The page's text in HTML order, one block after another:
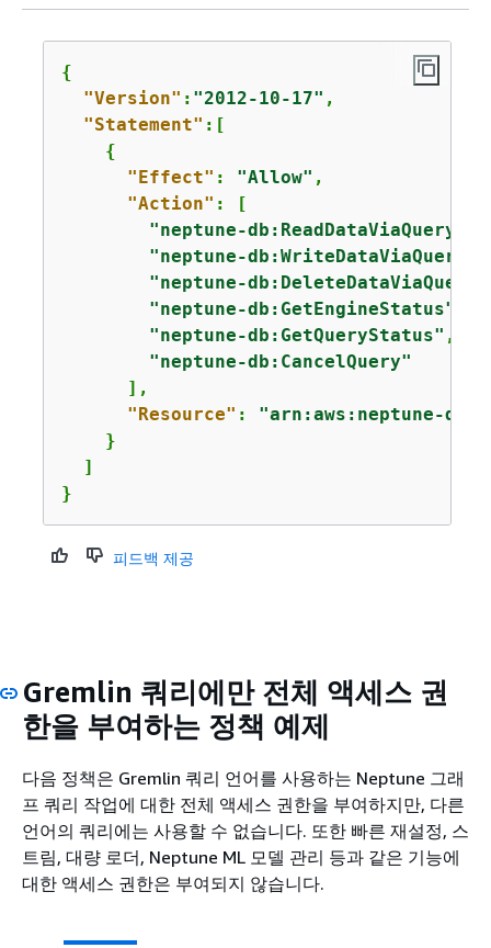
{
"Version" : "2012-10-17" ,
"Statement" :[
{
"Effect" : "Allow" ,
"Action" : [
"neptune-db:ReadDataViaQuery"
"neptune-db:WriteDataViaQuery"
"neptune-db:DeleteDataViaQuery"
"neptune-db:GetEngineStatus"
"neptune-db:GetQueryStatus" ,
"neptune-db:CancelQuery"
      ],
"Resource" : "arn:aws:neptune-db:
    }
  ]
}
피드백 제공
Gremlin 쿼리에만 전체 액세스 권
한을 부여하는 정책 예제
다음 정책은 Gremlin 쿼리 언어를 사용하는 Neptune 그래
프 쿼리 작업에 대한 전체 액세스 권한을 부여하지만, 다른
언어의 쿼리에는 사용할 수 없습니다. 또한 빠른 재설정, 스
트림, 대량 로더, Neptune ML 모델 관리 등과 같은 기능에
대한 액세스 권한은 부여되지 않습니다.